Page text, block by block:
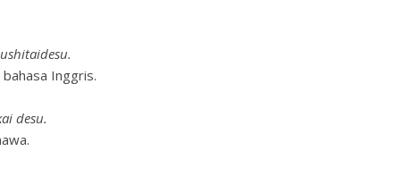
Inggris.
desu.